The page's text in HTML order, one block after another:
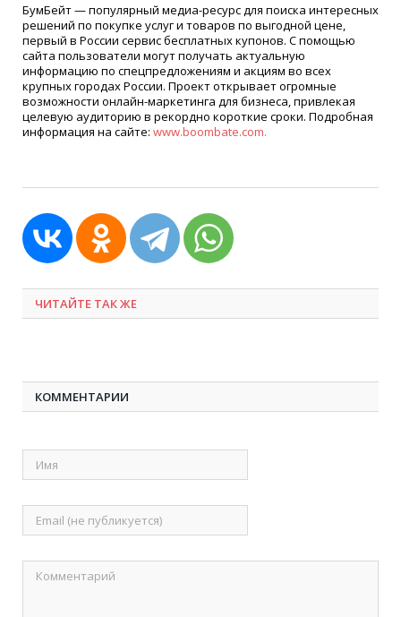
БумБейт — популярный медиа-ресурс для поиска интересных
решений по покупке услуг и товаров по выгодной цене,
первый в России сервис бесплатных купонов. С помощью
сайта пользователи могут получать актуальную
информацию по спецпредложениям и акциям во всех
крупных городах России. Проект открывает огромные
возможности онлайн-маркетинга для бизнеса, привлекая
целевую аудиторию в рекордно короткие сроки. Подробная
информация на сайте: www.boombate.com.
ЧИТАЙТЕ ТАК ЖЕ
КОММЕНТАРИИ